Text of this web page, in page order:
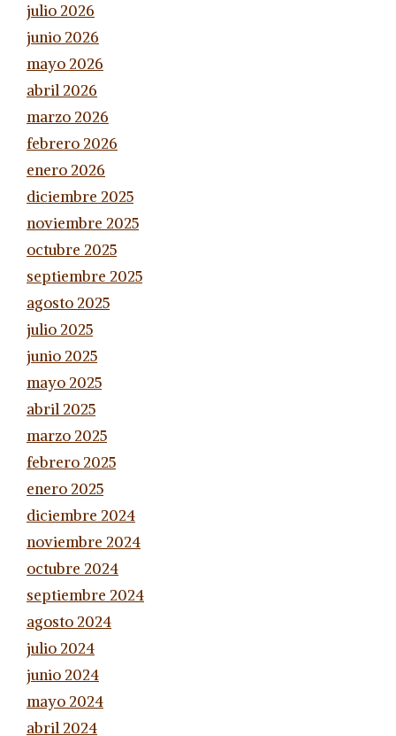
julio 2026
junio 2026
mayo 2026
abril 2026
marzo 2026
febrero 2026
enero 2026
diciembre 2025
noviembre 2025
octubre 2025
septiembre 2025
agosto 2025
julio 2025
junio 2025
mayo 2025
abril 2025
marzo 2025
febrero 2025
enero 2025
diciembre 2024
noviembre 2024
octubre 2024
septiembre 2024
agosto 2024
julio 2024
junio 2024
mayo 2024
abril 2024